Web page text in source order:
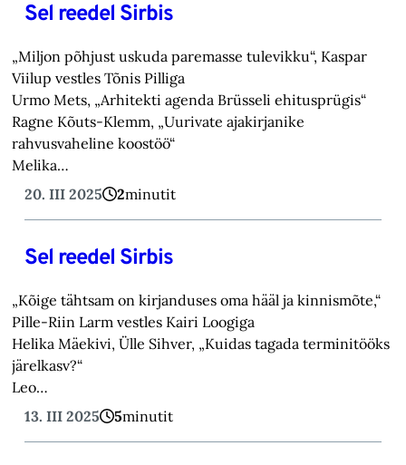
Sel reedel Sirbis
„Miljon põhjust uskuda paremasse tulevikku“, Kaspar
Viilup vestles Tõnis Pilliga
Urmo Mets, „Arhitekti agenda Brüsseli ehitusprügis“
Ragne Kõuts-Klemm, „Uurivate ajakirjanike
rahvusvaheline koostöö“
Melika…
20. III 2025
2minutit
Sel reedel Sirbis
„Kõige tähtsam on kirjanduses oma hääl ja kinnismõte,“
Pille-Riin Larm vestles Kairi Loogiga
Helika Mäekivi, Ülle Sihver, „Kuidas tagada terminitööks
järelkasv?“
Leo…
13. III 2025
5minutit